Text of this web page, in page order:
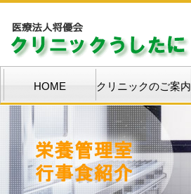
HOME クリニックのご案内